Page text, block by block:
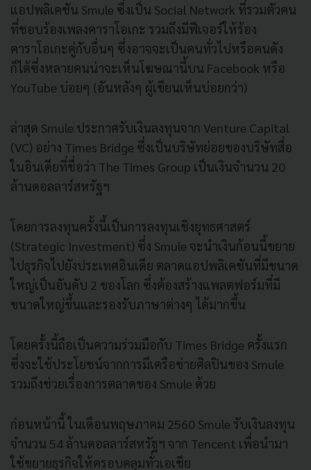
แอปพลิเคชัน Smule ซึ่งเป็น Social Network ที่รวมตัวคน
ที่ชอบร้องเพลงคาราโอเกะ รวมถึงมีฟีเจอร์ให้ร้อง
คาราโอเกะคู่กับอื่นๆ ซึ่งอาจจะเป็นคนทั่วไปหรือคนดัง
ก็ได้ซึ่งหลายคนน่าจะเห็นโฆษณานี้บน Facebook หรือ
YouTube บ่อยๆ (อันหลังๆ ผู้เขียนเห็นบ่อยกว่า)
ล่าสุด Smule ประกาศรับเงินลงทุนจาก Venture Capital
(VC) อย่าง Times Bridge ซึ่งเป็นบริษัทย่อยของบริษัทสื่อ
ในอินเดียที่ชื่อว่า The Times Group เป็นเงินจำนวน 20
ล้านดอลลาร์สหรัฐฯ
โดยการลงทุนครั้งนี้เป็นการลงทุนเชิงยุทธศาสตร์
(Strategic Investment) ซึ่ง Smule จะนำเงินก้อนนี้ขยาย
ไปธุรกิจไปยังประเทศอินเดีย ตลาดแอปพลิเคชันที่มีขนาด
ใหญ่เป็นอันดับ 2 ของโลก ซึ่งต้องสร้างแพลตฟอร์มที่มี
ขนาดใหญ่ขึ้นและรองรับภาษาต่างๆ ได้มากขึ้น
โดยครั้งนี้ถือเป็นความร่วมมือกับ Times Bridge ครั้งแรก
ซึ่งจะใช้ประโยชน์จากการมีเครือข่ายศิลปินของ Smule
รวมถึงช่วยเรื่องการตลาดของ Smule ด้วย
ก่อนหน้านี้ ในเดือนพฤษภาคม 2560 Smule รับเงินลงทุน
จำนวน 54 ล้านดอลลาร์สหรัฐฯ จาก Tencent เพื่อนำมา
ใช้ขยายธุรกิจให้ครอบคลุมทั่วเอเชีย